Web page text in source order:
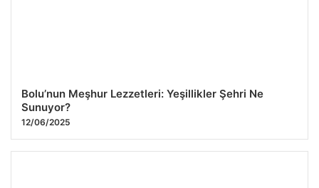
Bolu’nun Meşhur Lezzetleri: Yeşillikler Şehri Ne
Sunuyor?
12/06/2025